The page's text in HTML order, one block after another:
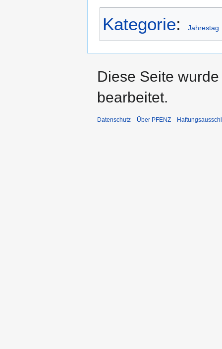
Kategorie: Jahrestag
Diese Seite
bearbeitet.
Datenschutz Über PFENZ